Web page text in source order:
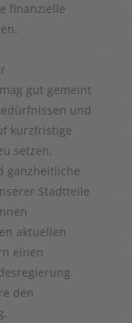
finanzielle
gut gemeint
und
kurzfristige
setzen,
ganzheitliche
Stadtteile
aktuellen
einen
den